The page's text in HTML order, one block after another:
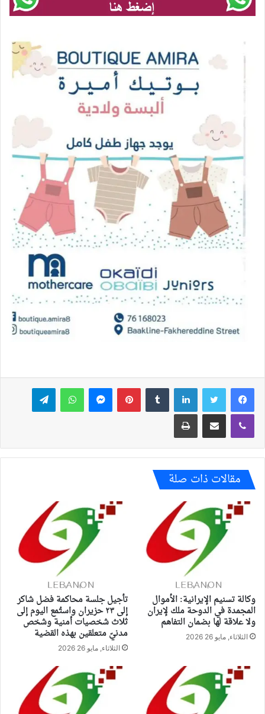
فيسبوك تويتر لينكدإن بينتيريستماسنجر واتساب تيلقرام
ڤايبر مشاركة عبر البريد طباعة
مقالات ذات صلة
وكالة تسنيم الإيرانية: الأموال
المجمدة في الدوحة ملك لإيران
ولا علاقة لها بضمان التفاهم
الثلاثاء, مايو 26 2026
تأجيل جلسة محاكمة فضل شاكر
إلى ٢٣ حزيران واستُمع اليوم إلى
ثلاث شخصيات أمنية وشخص
مدنيّ متعلقين بهذه القضية
الثلاثاء, مايو 26 2026